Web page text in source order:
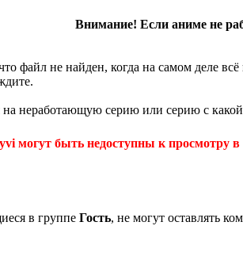
Внимание! Если аниме не
файл не найден, когда на самом деле
неработающую серию или серию с
могут быть недоступны к просмотру в
в группе Гость, не могут оставлять